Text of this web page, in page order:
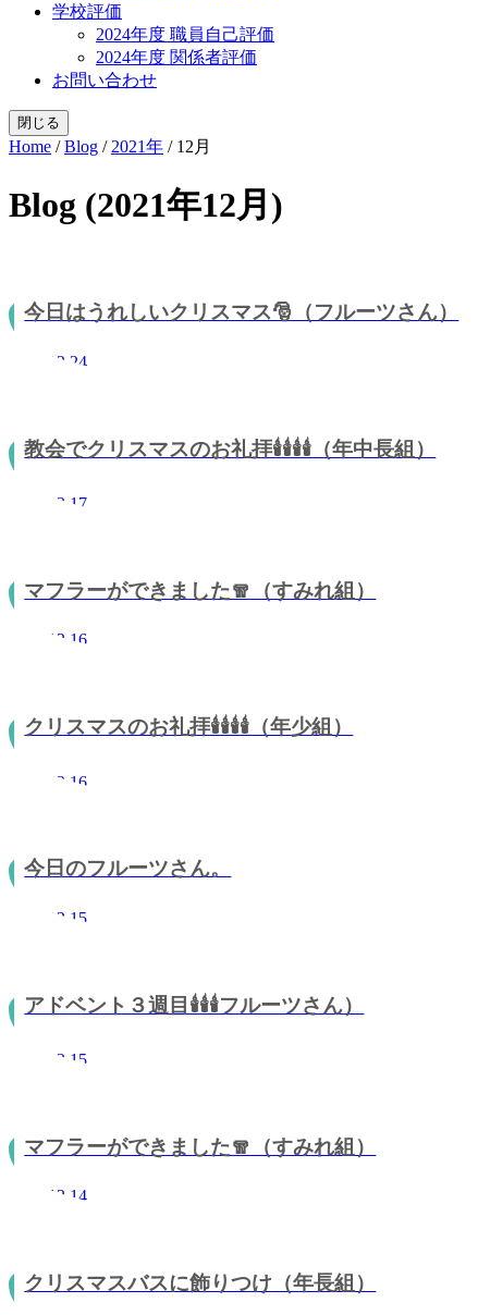
学校評価
2024年度 職員自己評価
2024年度 関係者評価
お問い合わせ
閉じる
Home /Blog / 2021年 / 12月
Blog (2021年12月)
今日はうれしいクリスマス🎅（フルーツさん）
2021.12.24
教会でクリスマスのお礼拝🕯🕯🕯🕯（年中長組）
2021.12.17
マフラーができました🧣（すみれ組）
2021.12.16
クリスマスのお礼拝🕯🕯🕯🕯（年少組）
2021.12.16
今日のフルーツさん。
2021.12.15
アドベント３週目🕯🕯🕯フルーツさん）
2021.12.15
マフラーができました🧣（すみれ組）
2021.12.14
クリスマスバスに飾りつけ（年長組）